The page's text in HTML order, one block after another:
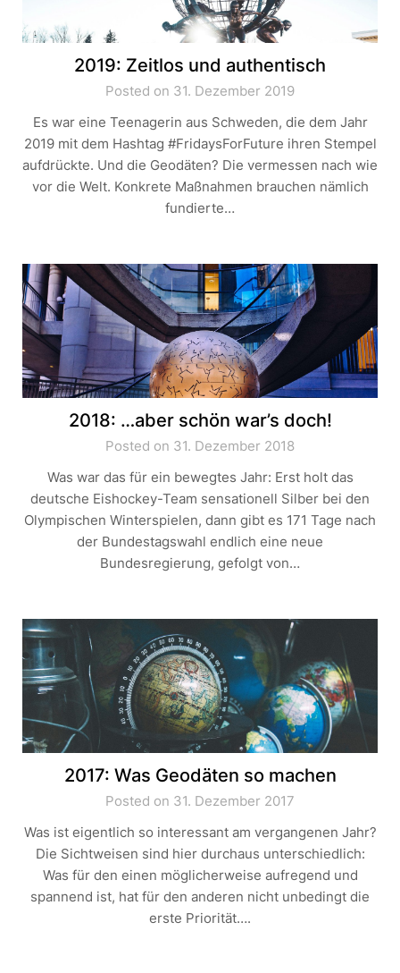
2019: Zeitlos und authentisch
Posted on 31. Dezember 2019
Es war eine Teenagerin aus Schweden, die dem Jahr
2019 mit dem Hashtag #FridaysForFuture ihren Stempel
aufdrückte. Und die Geodäten? Die vermessen nach wie
vor die Welt. Konkrete Maßnahmen brauchen nämlich
fundierte…
2018: …aber schön war’s doch!
Posted on 31. Dezember 2018
Was war das für ein bewegtes Jahr: Erst holt das
deutsche Eishockey-Team sensationell Silber bei den
Olympischen Winterspielen, dann gibt es 171 Tage nach
der Bundestagswahl endlich eine neue
Bundesregierung, gefolgt von…
2017: Was Geodäten so machen
Posted on 31. Dezember 2017
Was ist eigentlich so interessant am vergangenen Jahr?
Die Sichtweisen sind hier durchaus unterschiedlich:
Was für den einen möglicherweise aufregend und
spannend ist, hat für den anderen nicht unbedingt die
erste Priorität….